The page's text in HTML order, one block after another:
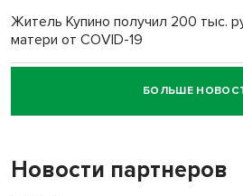
Житель Купино получил 200 тыс.
матери от COVID-19
Новосибирский суд наказал
пенсионерки на вокзале
БОЛЬШЕ
Новости партнеров